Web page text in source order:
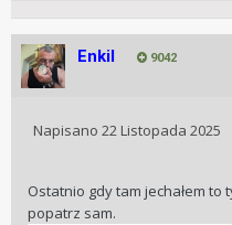
Enkil 9042
Napisano 22 Listopada 2025
Ostatnio gdy tam jechałem to
popatrz sam.